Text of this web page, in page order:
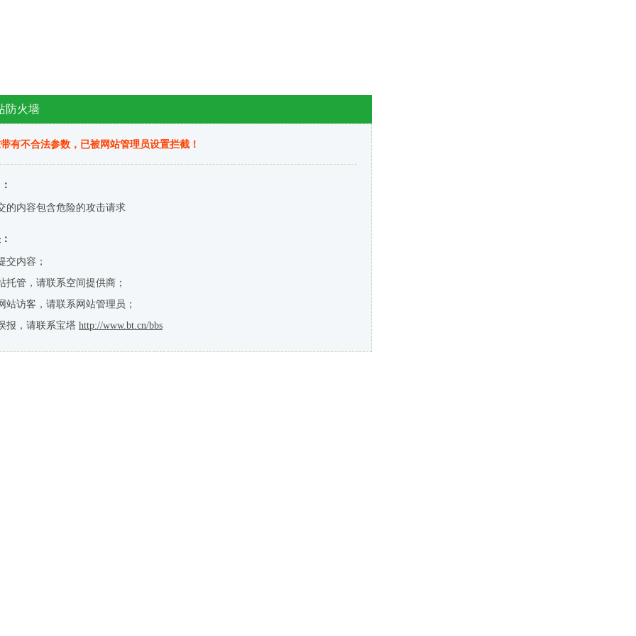
防火墙
有不合法参数，已被网站管理员设置拦截！
的内容包含危险的攻击请求
交内容；
托管，请联系空间提供商；
站访客，请联系网站管理员；
报，请联系宝塔 http://www.bt.cn/bbs